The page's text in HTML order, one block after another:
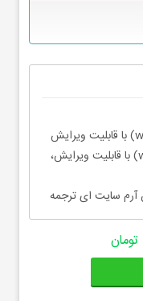
- ترجمه فارسی مقاله با فرمت ورد (word) با قابلیت ویرایش،